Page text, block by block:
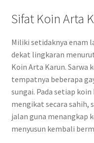
Sifat Koin Arta
Miliki setidaknya enam
dekat lingkaran
Koin Arta Karun. Sarwa
tempatnya beberapa
sungai. Pada setiap
mengikat secara sahih,
jalan guna menangkap
menyusun kembali